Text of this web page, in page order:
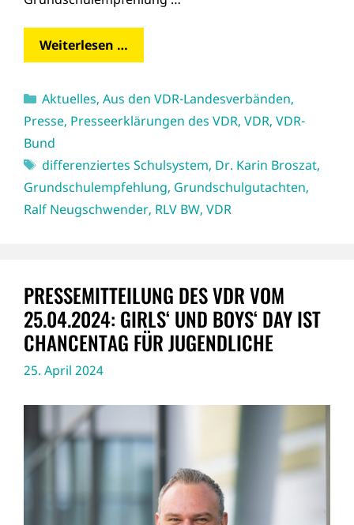
Weiterlesen …
Kategorien
Aktuelles, Aus den VDR-Landesverbänden,
Presse, Presseerklärungen des VDR, VDR, VDR-
Bund
Schlagwörter
differenziertes Schulsystem, Dr. Karin Broszat,
Grundschulempfehlung, Grundschulgutachten,
Ralf Neugschwender, RLV BW, VDR
PRESSEMITTEILUNG DES VDR VOM
25.04.2024: GIRLS‘ UND BOYS‘ DAY IST
CHANCENTAG FÜR JUGENDLICHE
25. April 2024